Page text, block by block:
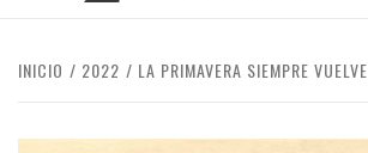
INICIO 2022 LA PRIMAVERA SIEMPRE VUELVE